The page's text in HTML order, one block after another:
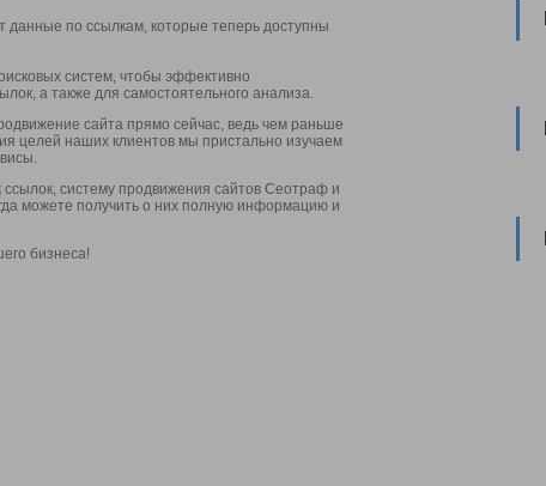
по ссылкам, которые теперь доступны
систем, чтобы эффективно
а также для самостоятельного анализа.
сайта прямо сейчас, ведь чем раньше
целей наших клиентов мы пристально изучаем
систему продвижения сайтов Сеотраф и
можете получить о них полную информацию и
бизнеса!